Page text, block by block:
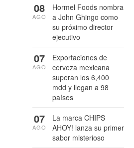
Hormel Foods nombra
a John Ghingo como
su próximo director
ejecutivo
08
AGO
Exportaciones de
cerveza mexicana
superan los 6,400
mdd y llegan a 98
países
07
AGO
La marca CHIPS
AHOY! lanza su primer
sabor misterioso
07
AGO